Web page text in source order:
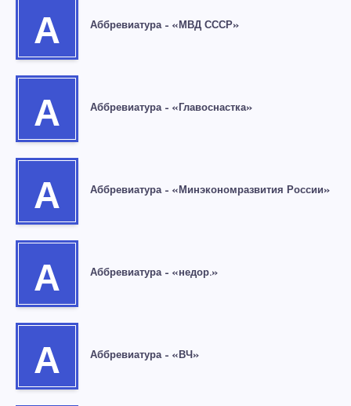
А Аббревиатура – «МВД СССР»
А Аббревиатура – «Главоснастка»
А Аббревиатура – «Минэкономразвития России»
А Аббревиатура – «недор.»
А Аббревиатура – «ВЧ»